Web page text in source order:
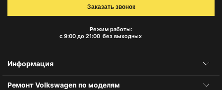
Режим работы:
с 9:00 до 21:00 без выходных
Заказать звонок
Информация
Ремонт Volkswagen по моделям